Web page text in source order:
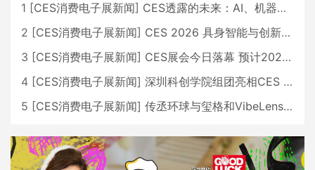
1 [CES消费电子展新闻] CES透露的未来：AI、机器人与智能生活大爆发
2 [CES消费电子展新闻] CES 2026 具身智能与创新领域 中国公司大放异彩
3 [CES消费电子展新闻] CES展会今日落幕 预计2026行业收入将超五千亿美元
4 [CES消费电子展新闻] 深圳科创学院组团亮相CES 广受好评
5 [CES消费电子展新闻] 传丞环球与玺格和VibeLens共同推出全新耳机